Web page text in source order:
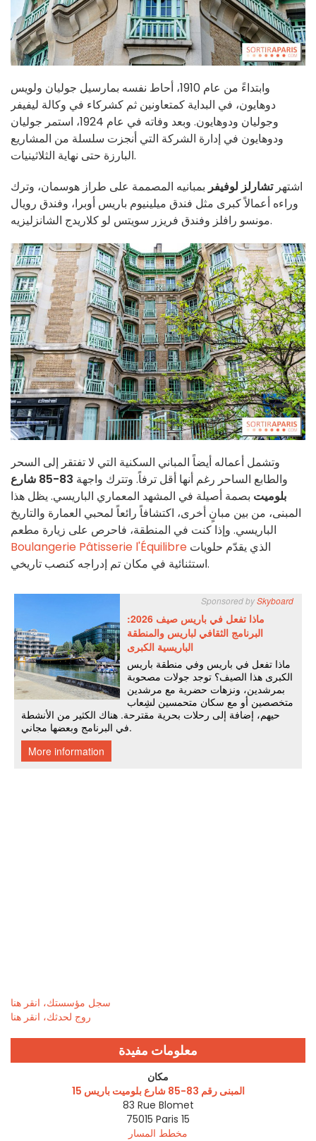
وابتداءً من عام 1910، أحاط نفسه بمارسيل جوليان ولويس
دوهايون، في البداية كمتعاونين ثم كشركاء في وكالة ليفيفر
وجوليان ودوهايون. وبعد وفاته في عام 1924، استمر جوليان
ودوهايون في إدارة الشركة التي أنجزت سلسلة من المشاريع
البارزة حتى نهاية الثلاثينيات.
اشتهرتشارلز لوفيفر بمبانيه المصممة على طراز هوسمان، وترك
وراءه أعمالاً كبرى مثل فندق ميلينيوم باريس أوبرا، وفندق رويال
مونسو رافلز وفندق فريزر سويتس لو كلاريدج الشانزليزيه.
وتشمل أعماله أيضاً المباني السكنية التي لا تفتقر إلى السحر
والطابع الساحر رغم أنها أقل ترفاً. وتترك واجهة
83-85 شارع
بلوميت بصمة أصيلة في المشهد المعماري الباريسي. يظل هذا
المبنى، من بين مبانٍ أخرى، اكتشافاً رائعاً لمحبي العمارة والتاريخ
الباريسي. وإذا كنت في المنطقة، فاحرص على زيارة مطعم
Boulangerie Pâtisserie l'Équilibre
استثنائية في مكان تم إدراجه كنصب تاريخي.
سجل مؤسستك، انقر هنا
روج لحدثك، انقر هنا
معلومات مفيدة
مكان
المبنى رقم 83-85 شارع بلوميت باريس 15
83 Rue Blomet
75015 Paris 15
مخطط المسار